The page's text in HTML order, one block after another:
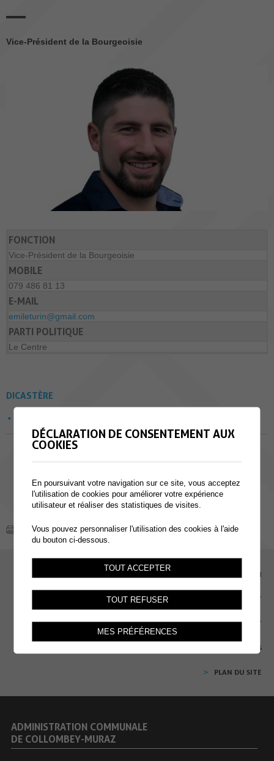
Vice-Président de la Bourgeoisie
FONCTION
Vice-Président de la Bourgeoisie
MOBILE
079 486 81 13
E-MAIL
emileturin@gmail.com
PARTI POLITIQUE
Le Centre
DICASTÈRE
EMPLOI
CONTACT
EXTRANET
MENTIONS LÉGALES
PLAN DU SITE
ADMINISTRATION COMMUNALE
DE COLLOMBEY-MURAZ
DÉCLARATION DE CONSENTEMENT AUX
COOKIES
En poursuivant votre navigation sur ce site, vous acceptez
l'utilisation de cookies pour améliorer votre expérience
utilisateur et réaliser des statistiques de visites.
Vous pouvez personnaliser l'utilisation des cookies à l'aide
du bouton ci-dessous.
TOUT ACCEPTER
TOUT REFUSER
MES PRÉFÉRENCES